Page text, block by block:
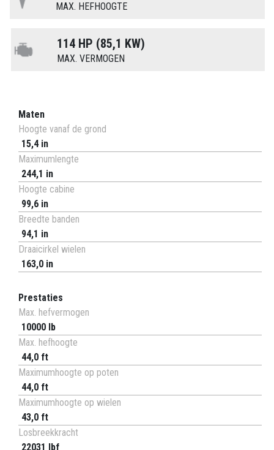
MAX. HEFHOOGTE
114 HP (85,1 KW)
MAX. VERMOGEN
Maten
Hoogte vanaf de grond
15,4 in
Maximumlengte
244,1 in
Hoogte cabine
99,6 in
Breedte banden
94,1 in
Draaicirkel wielen
163,0 in
Prestaties
Max. hefvermogen
10000 lb
Max. hefhoogte
44,0 ft
Maximumhoogte op poten
44,0 ft
Maximumhoogte op wielen
43,0 ft
Losbreekkracht
22031 lbf